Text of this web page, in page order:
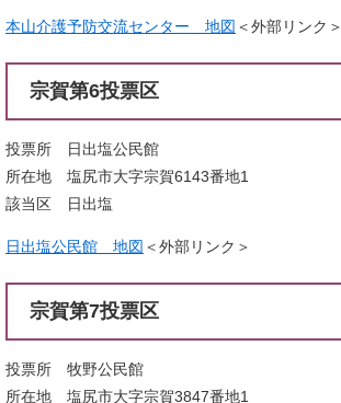
本山介護予防交流センター 地図 ＜外部リンク＞
宗賀第6投票区
投票所 日出塩公民館
所在地 塩尻市大字宗賀6143番地1
該当区 日出塩
日出塩公民館 地図 ＜外部リンク＞
宗賀第7投票区
投票所 牧野公民館
所在地 塩尻市大字宗賀3847番地1